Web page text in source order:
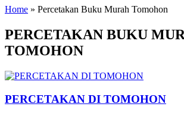
Home » Percetakan Buku Murah Tomohon
PERCETAKAN BUKU
TOMOHON
PERCETAKAN DI TOMOHON